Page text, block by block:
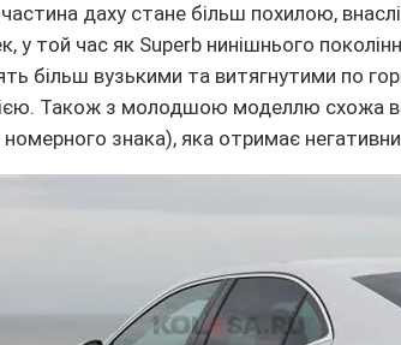
даху стане більш похилою,
у той час як Superb нинішнього
більш вузькими та витягнутими по
Також з молодшою ​​моделлю схожа
знака), яка отримає